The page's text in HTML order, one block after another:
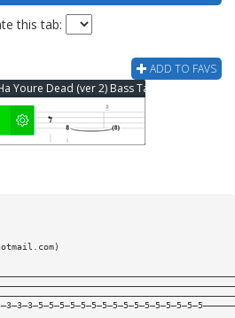
this tab:
ADD TO FAVS
Youre Dead (ver 2) Bass Tab
)